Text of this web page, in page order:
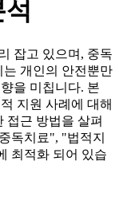
잡고 있으며, 중독
개인의 안전뿐만
을 미칩니다. 본
지원 사례에 대해
접근 방법을 살펴
독치료", "법적지
최적화 되어 있습